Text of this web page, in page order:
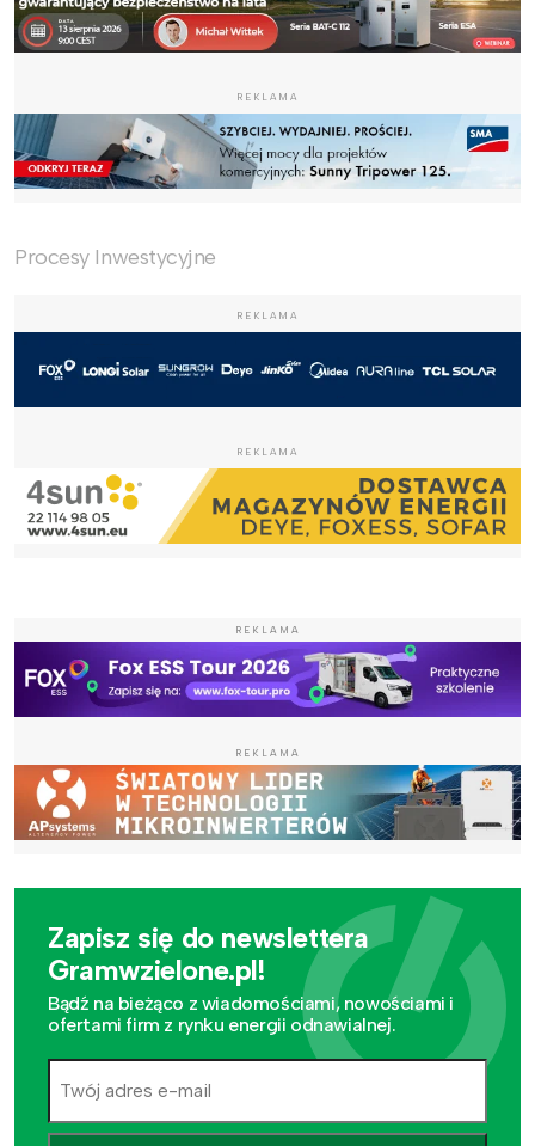
REKLAMA
Procesy Inwestycyjne
REKLAMA
REKLAMA
REKLAMA
REKLAMA
Zapisz się do newslettera
Gramwzielone.pl!
Bądź na bieżąco z wiadomościami, nowościami i
ofertami firm z rynku energii odnawialnej.